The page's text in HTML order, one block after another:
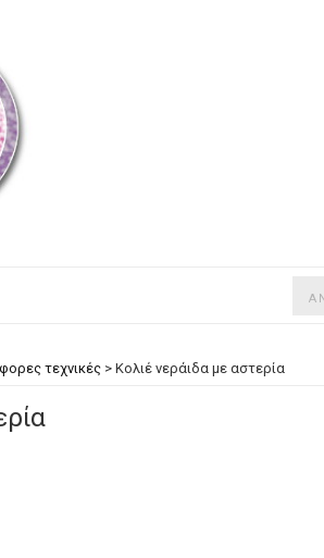
τεχνικές > Κολιέ νεράιδα με αστερία